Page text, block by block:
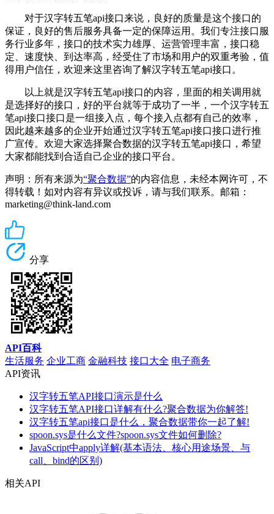
对于汉字转五笔api接口来说，良好的质量是这个接口的
保证，良好的售后服务具备一定的保障运用。我们专注接口服
务行业多年，接口的技术实力雄厚、运营管理丰富，接口稳
定、速度快、到达率高，经受住了市场和用户的双重考验，值
得用户信任，欢迎来这里咨询了解汉字转五笔api接口。
以上就是汉字转五笔api接口的内容，里面的相关调用就
是选择好的接口，好的平台就等于成功了一半，一个汉字转五
笔api接口接口是一组接入点，每个接入点都有自己的效率，
因此越来越多的企业开始通过汉字转五笔api接口接口进行推
广宣传。欢迎大家选择聚合数据的汉字转五笔api接口，希望
大家都能找到合适自己企业的接口平台。
声明：所有来源为“聚合数据”的内容信息，未经本网许可，不
得转载！如对内容有异议或投诉，请与我们联系。邮箱：
marketing@think-land.com
分享
API百科
生活服务 企业工商 金融科技 接口大全 电子商务
API资讯
汉字转五笔API接口演示是什么
汉字转五笔API接口详解有什么?聚合数据为你解答!
汉字转五笔api接口是什么，聚合数据带你一起了解!
spoon.sys是什么文件?spoon.sys文件如何删除?
JavaScript中apply详解(基本语法、核心用途场景、与
call、bind的区别)
相关API